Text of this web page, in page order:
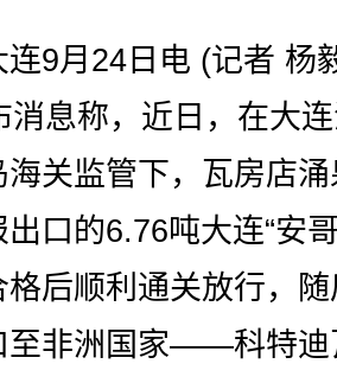
月24日电 (记者 杨
消息称，近日，在大
关监管下，瓦房店
口的6.76吨大连“安
后顺利通关放行，
至非洲国家——科特迪